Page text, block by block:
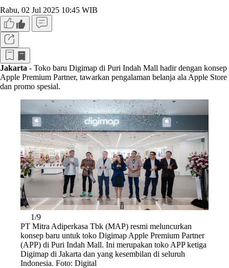
Rabu, 02 Jul 2025 10:45 WIB
Jakarta - Toko baru Digimap di Puri Indah Mall hadir dengan konsep
Apple Premium Partner, tawarkan pengalaman belanja ala Apple Store
dan promo spesial.
1/9
PT Mitra Adiperkasa Tbk (MAP) resmi meluncurkan
konsep baru untuk toko Digimap Apple Premium Partner
(APP) di Puri Indah Mall. Ini merupakan toko APP ketiga
Digimap di Jakarta dan yang kesembilan di seluruh
Indonesia. Foto: Digital